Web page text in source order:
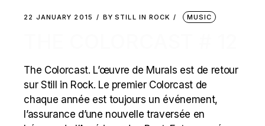
22 JANUARY 2015 BY STILL IN ROCK MUSIC
The Colorcast. L’œuvre de Murals est de retour
sur Still in Rock. Le premier Colorcast de
chaque année est toujours un événement,
l’assurance d’une nouvelle traversée en